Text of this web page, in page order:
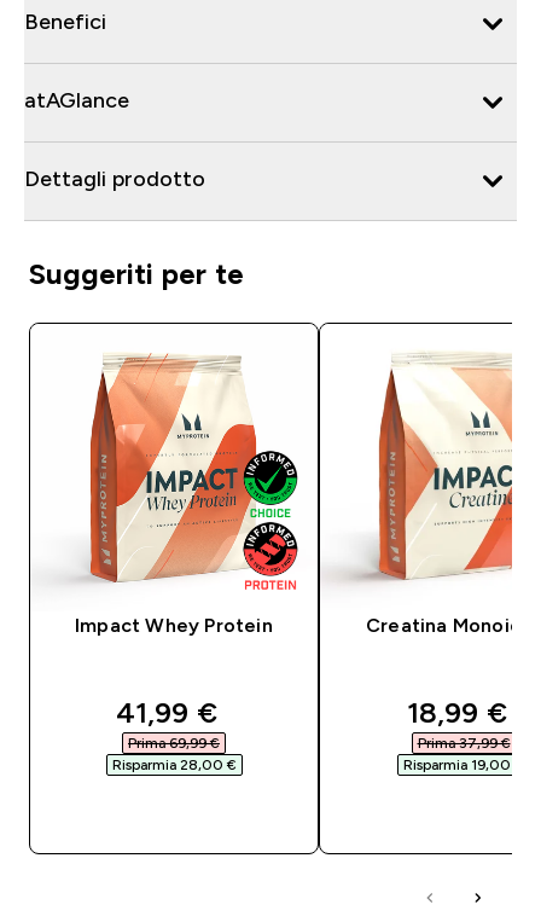
Benefici
atAGlance
Dettagli prodotto
Suggeriti per te
Impact Whey Protein
discounted price
41,99 €‎
Prima 69,99 €‎
Risparmia 28,00 €‎
Creatina
18,99 €‎
Prima 37,99 €‎
Risparmia 19,00 €‎